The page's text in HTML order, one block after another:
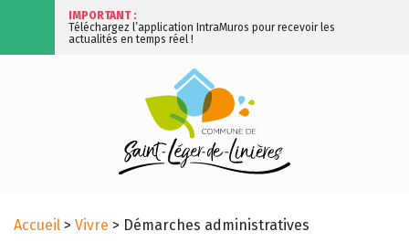
IMPORTANT :
Téléchargez l’application IntraMuros pour recevoir les
actualités en temps réel !
Accueil > Vivre > Démarches administratives